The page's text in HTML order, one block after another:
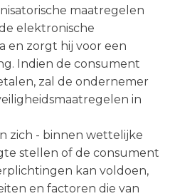
maatregelen
elektronische
en zorgt hij voor een
Indien de consument
zal de ondernemer
in
zich - binnen wettelijke
stellen of de consument
kan voldoen,
en factoren die van